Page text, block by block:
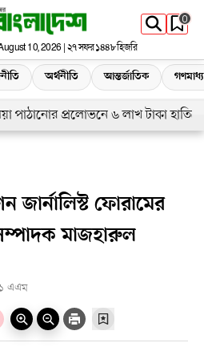
0
10, 2026 | ২৭ সফর ১৪৪৮ হিজরি
অর্থনীতি আন্তর্জাতিক
পাঠানোর প্রলোভনে ৬ লাখ টাকা হাতিয়ে
জার্নালিস্ট ফোরামের
মাজহারুল
এএম